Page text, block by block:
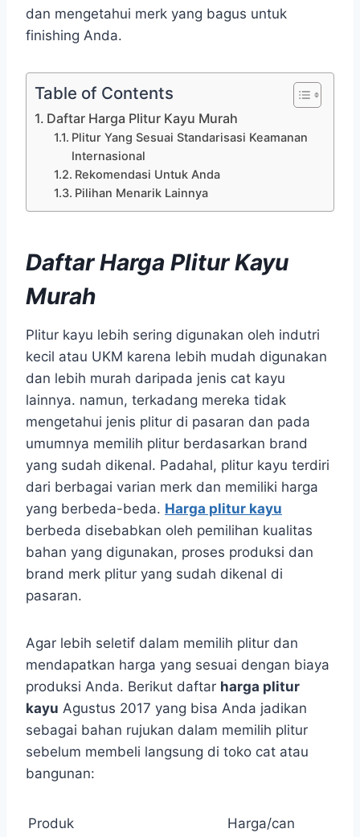
dan mengetahui merk yang bagus untuk
finishing Anda.
Table of Contents
Daftar Harga Plitur Kayu Murah
Plitur Yang Sesuai Standarisasi Keamanan
Internasional
Rekomendasi Untuk Anda
Pilihan Menarik Lainnya
Daftar Harga Plitur Kayu
Murah
Plitur kayu lebih sering digunakan oleh indutri
kecil atau UKM karena lebih mudah digunakan
dan lebih murah daripada jenis cat kayu
lainnya. namun, terkadang mereka tidak
mengetahui jenis plitur di pasaran dan pada
umumnya memilih plitur berdasarkan brand
yang sudah dikenal. Padahal, plitur kayu terdiri
dari berbagai varian merk dan memiliki harga
yang berbeda-beda. Harga plitur kayu
berbeda disebabkan oleh pemilihan kualitas
bahan yang digunakan, proses produksi dan
brand merk plitur yang sudah dikenal di
pasaran.
Agar lebih seletif dalam memilih plitur dan
mendapatkan harga yang sesuai dengan biaya
produksi Anda. Berikut daftar harga plitur
kayu Agustus 2017 yang bisa Anda jadikan
sebagai bahan rujukan dalam memilih plitur
sebelum membeli langsung di toko cat atau
bangunan:
Produk Harga/can